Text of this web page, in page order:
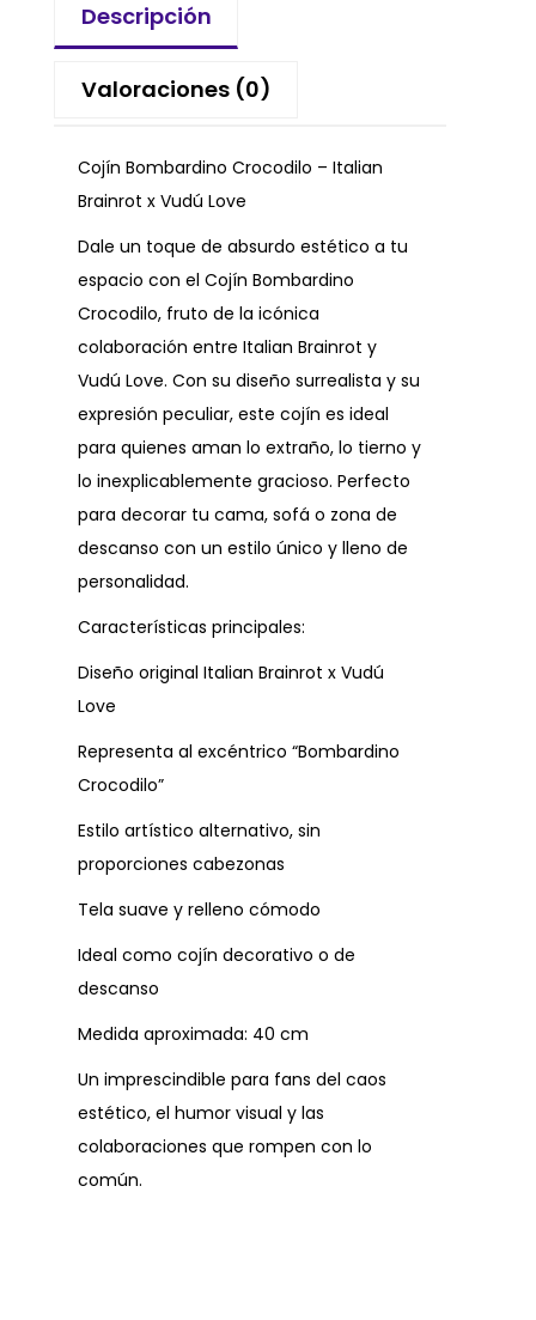
Descripción
Valoraciones (0)
Cojín Bombardino Crocodilo – Italian
Brainrot x Vudú Love
Dale un toque de absurdo estético a tu
espacio con el Cojín Bombardino
Crocodilo, fruto de la icónica
colaboración entre Italian Brainrot y
Vudú Love. Con su diseño surrealista y su
expresión peculiar, este cojín es ideal
para quienes aman lo extraño, lo tierno y
lo inexplicablemente gracioso. Perfecto
para decorar tu cama, sofá o zona de
descanso con un estilo único y lleno de
personalidad.
Características principales:
Diseño original Italian Brainrot x Vudú
Love
Representa al excéntrico “Bombardino
Crocodilo”
Estilo artístico alternativo, sin
proporciones cabezonas
Tela suave y relleno cómodo
Ideal como cojín decorativo o de
descanso
Medida aproximada: 40 cm
Un imprescindible para fans del caos
estético, el humor visual y las
colaboraciones que rompen con lo
común.